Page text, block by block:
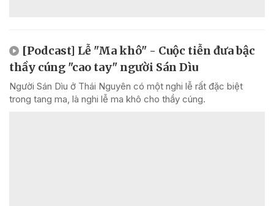
[Podcast] Lễ "Ma khô" - Cuộc tiễn đưa bậc
thầy cúng "cao tay" người Sán Dìu
Người Sán Dìu ở Thái Nguyên có một nghi lễ rất đặc biệt
trong tang ma, là nghi lễ ma khô cho thầy cúng.